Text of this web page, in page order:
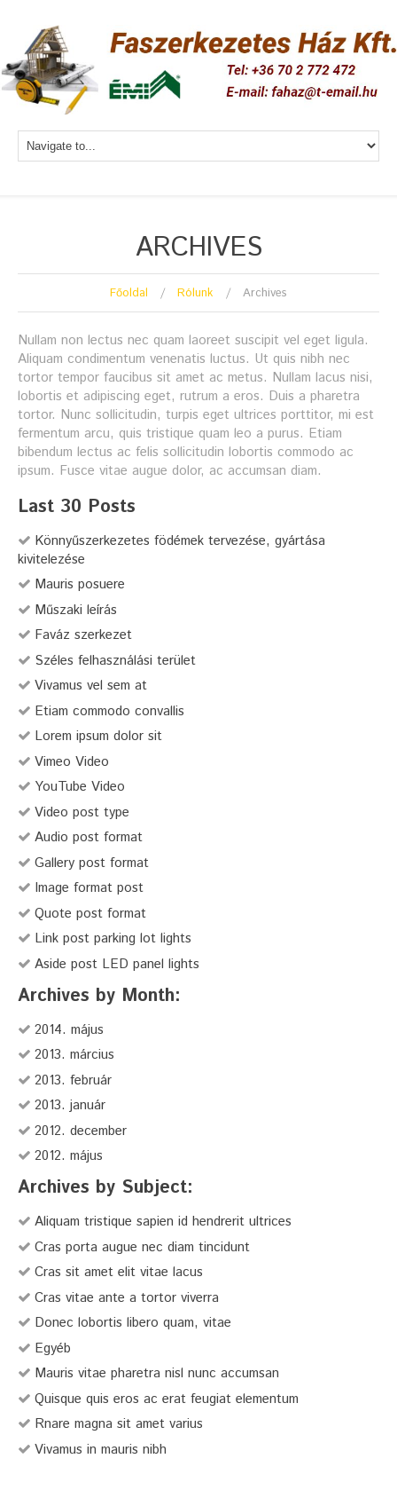
ARCHIVES
Főoldal Rólunk Archives
Nullam non lectus nec quam laoreet suscipit vel eget ligula.
Aliquam condimentum venenatis luctus. Ut quis nibh nec
tortor tempor faucibus sit amet ac metus. Nullam lacus nisi,
lobortis et adipiscing eget, rutrum a eros. Duis a pharetra
tortor. Nunc sollicitudin, turpis eget ultrices porttitor, mi est
fermentum arcu, quis tristique quam leo a purus. Etiam
bibendum lectus ac felis sollicitudin lobortis commodo ac
ipsum. Fusce vitae augue dolor, ac accumsan diam.
Last 30 Posts
Könnyűszerkezetes födémek tervezése, gyártása
kivitelezése
Mauris posuere
Műszaki leírás
Faváz szerkezet
Széles felhasználási terület
Vivamus vel sem at
Etiam commodo convallis
Lorem ipsum dolor sit
Vimeo Video
YouTube Video
Video post type
Audio post format
Gallery post format
Image format post
Quote post format
Link post parking lot lights
Aside post LED panel lights
Archives by Month:
2014. május
2013. március
2013. február
2013. január
2012. december
2012. május
Archives by Subject:
Aliquam tristique sapien id hendrerit ultrices
Cras porta augue nec diam tincidunt
Cras sit amet elit vitae lacus
Cras vitae ante a tortor viverra
Donec lobortis libero quam, vitae
Egyéb
Mauris vitae pharetra nisl nunc accumsan
Quisque quis eros ac erat feugiat elementum
Rnare magna sit amet varius
Vivamus in mauris nibh